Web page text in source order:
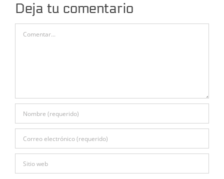
Deja tu comentario
Comentar